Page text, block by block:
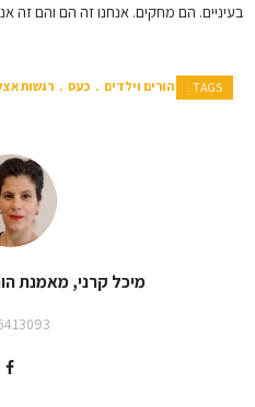
בעיניים. הם מחקים. אנחנו זה הם והם זה
TAGS : הורים וילדים כעס רגשות
מיכל קרני, מאמנת